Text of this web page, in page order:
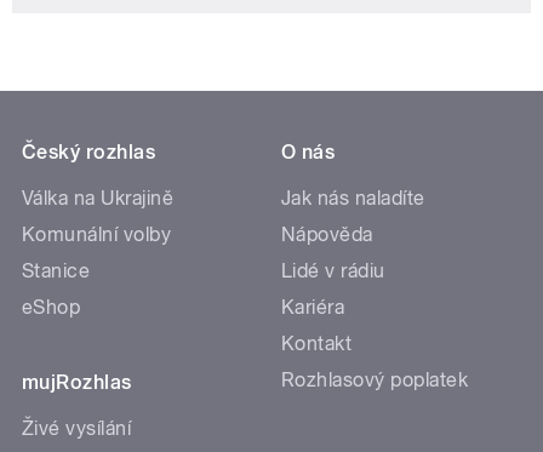
Český rozhlas
Válka na Ukrajině
Komunální volby
Stanice
eShop
mujRozhlas
Živé vysílání
O nás
Jak nás naladíte
Nápověda
Lidé v rádiu
Kariéra
Kontakt
Rozhlasový poplatek